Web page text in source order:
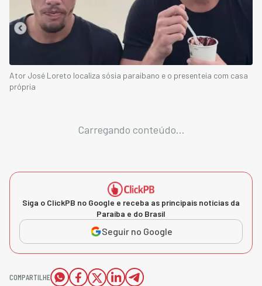
Ator José Loreto localiza sósia paraibano e o presenteia com casa
própria
Carregando conteúdo...
Siga o ClickPB no Google e receba as principais notícias da
Paraíba e do Brasil
Seguir no Google
COMPARTILHE